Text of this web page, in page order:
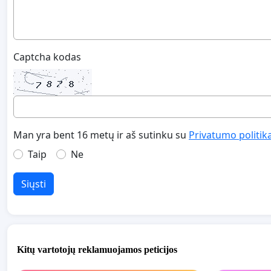
Captcha kodas
Man yra bent 16 metų ir aš sutinku su Privatumo
Taip
Ne
Siųsti
Kitų vartotojų reklamuojamos peticijos